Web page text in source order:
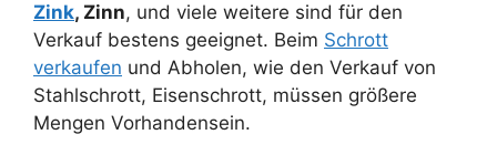
Zink, Zinn, und viele weitere sind für den
Verkauf bestens geeignet. Beim Schrott
verkaufen und Abholen, wie den Verkauf von
Stahlschrott, Eisenschrott, müssen größere
Mengen Vorhandensein.